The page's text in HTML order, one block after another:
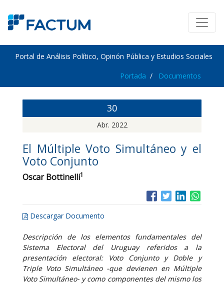
Portal de Análisis Político, Opinón Pública y Estudios Sociales
Portada Documentos
30
Abr. 2022
El Múltiple Voto Simultáneo y el
Voto Conjunto
Oscar Bottinelli1
Descargar Documento
Descripción de los elementos fundamentales del
Sistema Electoral del Uruguay referidos a la
presentación electoral: Voto Conjunto y Doble y
Triple Voto Simultáneo -que devienen en Múltiple
Voto Simultáneo- y como componentes del mismo los